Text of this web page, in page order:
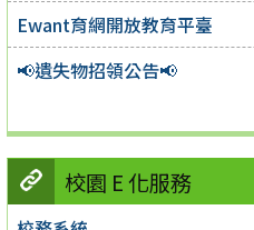
Ewant育網開放教育平臺
📢遺失物招領公告📢
校園 E 化服務